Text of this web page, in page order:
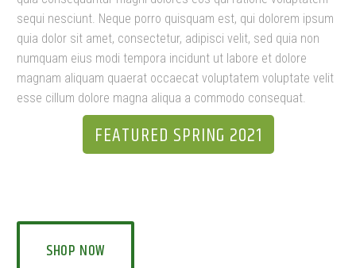
sequi nesciunt. Neque porro quisquam est, qui dolorem ipsum
quia dolor sit amet, consectetur, adipisci velit, sed quia non
numquam eius modi tempora incidunt ut labore et dolore
magnam aliquam quaerat occaecat voluptatem voluptate velit
esse cillum dolore magna aliqua a commodo consequat.
FEATURED SPRING 2021
SHOP NOW